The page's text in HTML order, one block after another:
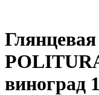
виноград